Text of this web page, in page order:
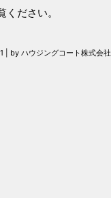
ださい。
by ハウジングコート株式会社